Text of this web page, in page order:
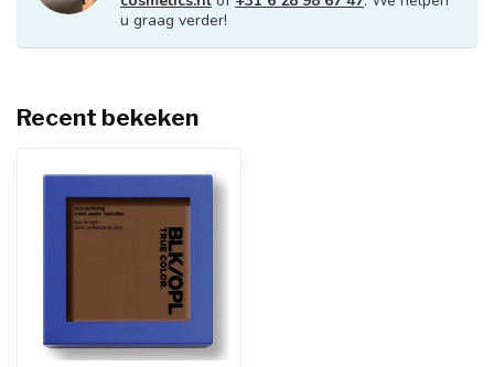
u graag verder!
Recent bekeken